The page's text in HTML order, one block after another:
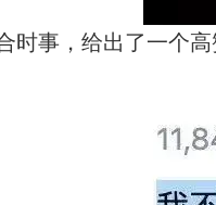
时事，给出了一个